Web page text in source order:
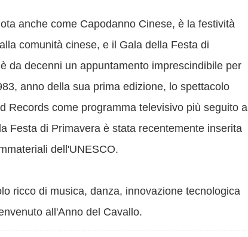
anche come Capodanno Cinese, è la festività
comunità cinese, e il Gala della Festa di
da decenni un appuntamento imprescindibile per
anno della sua prima edizione, lo spettacolo
Records come programma televisivo più seguito a
Festa di Primavera è stata recentemente inserita
dell'UNESCO.
ricco di musica, danza, innovazione tecnologica
all'Anno del Cavallo.